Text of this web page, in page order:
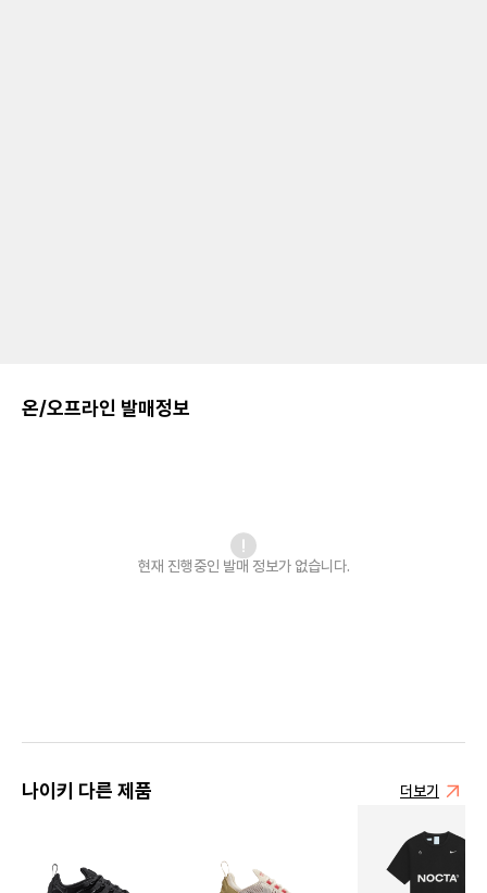
온/오프라인 발매정보
현재 진행중인 발매 정보가 없습니다.
나이키 다른 제품 더보기